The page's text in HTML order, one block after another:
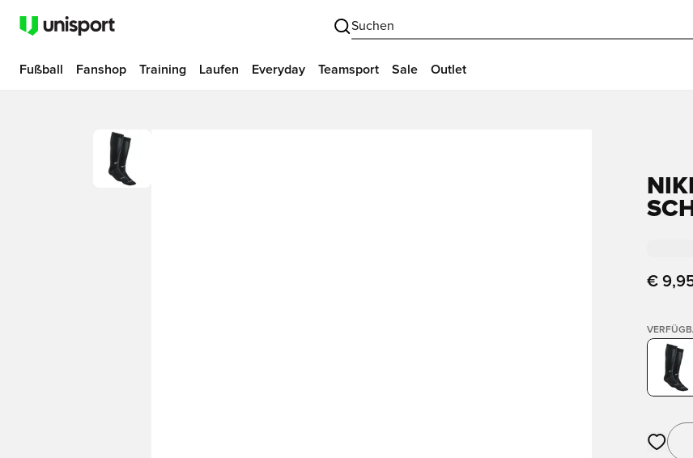
Suchen
Fußball Fanshop Training Laufen Everyday Teamsport Sale Outlet
€
Öffnet